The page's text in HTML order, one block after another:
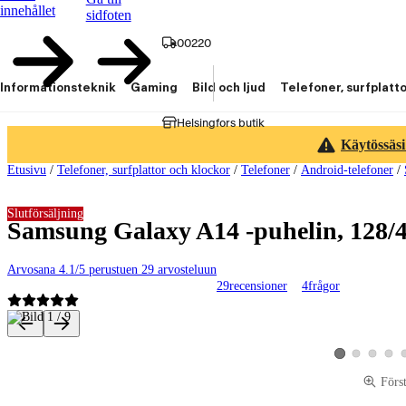
innehållet
sidfoten
00220
Helsingfors butik
Informationsteknik Gaming Bild och ljud Telefoner,
Etusivu / Telefoner, surfplattor och klockor / Telefoner / Android-telefoner /
Samsung Galaxy A14 -puhelin, 128/
Arvosana 4.1/5 perustuen 29 arvosteluun
29recensioner 4frågor
Slutförsäljning
Produktbilder och videor
Visa produktbild
Visa produktbild
Visa Visa